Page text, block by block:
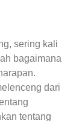
sering kali
bagaimana
dari
tentang